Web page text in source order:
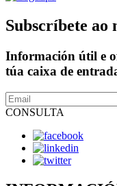
Subscríbete ao
Información útil e
túa caixa de
CONSULTA